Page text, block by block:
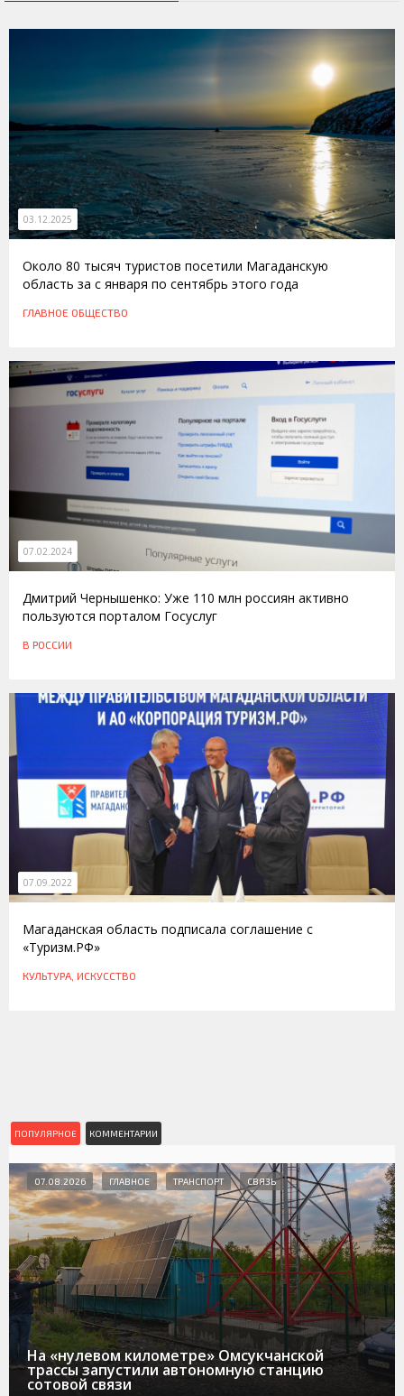
03.12.2025
Около 80 тысяч туристов посетили Магаданскую
область за с января по сентябрь этого года
ГЛАВНОЕ ОБЩЕСТВО
07.02.2024
Дмитрий Чернышенко: Уже 110 млн россиян активно
пользуются порталом Госуслуг
В РОССИИ
07.09.2022
Магаданская область подписала соглашение с
«Туризм.РФ»
КУЛЬТУРА, ИСКУССТВО
ПОПУЛЯРНОЕ КОММЕНТАРИИ
На «нулевом километре» Омсукчанской
трассы запустили автономную станцию
сотовой связи
07.08.2026 ГЛАВНОЕ ТРАНСПОРТ СВЯЗЬ